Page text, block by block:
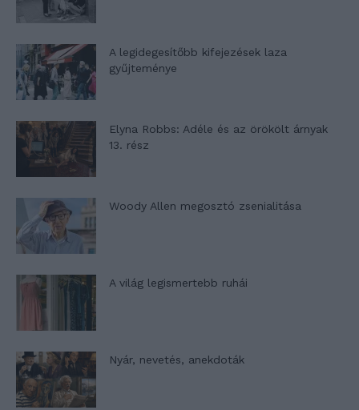
A legidegesítőbb kifejezések laza
gyűjteménye
Elyna Robbs: Adéle és az örökölt árnyak
13. rész
Woody Allen megosztó zsenialitása
A világ legismertebb ruhái
Nyár, nevetés, anekdoták